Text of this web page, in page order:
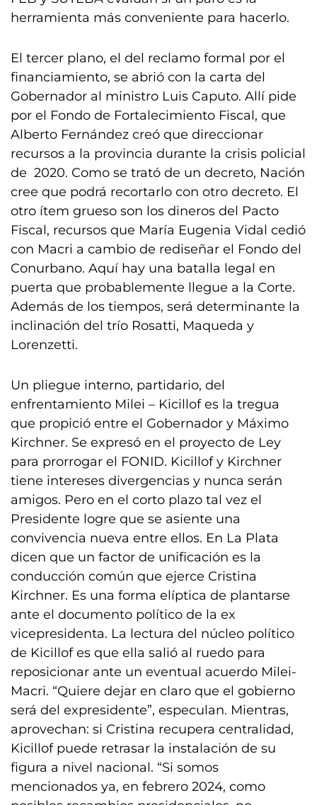
herramienta más conveniente para hacerlo.
El tercer plano, el del reclamo formal por el
financiamiento, se abrió con la carta del
Gobernador al ministro Luis Caputo. Allí pide
por el Fondo de Fortalecimiento Fiscal, que
Alberto Fernández creó que direccionar
recursos a la provincia durante la crisis policial
de 2020. Como se trató de un decreto, Nación
cree que podrá recortarlo con otro decreto. El
otro ítem grueso son los dineros del Pacto
Fiscal, recursos que María Eugenia Vidal cedió
con Macri a cambio de rediseñar el Fondo del
Conurbano. Aquí hay una batalla legal en
puerta que probablemente llegue a la Corte.
Además de los tiempos, será determinante la
inclinación del trío Rosatti, Maqueda y
Lorenzetti.
Un pliegue interno, partidario, del
enfrentamiento Milei – Kicillof es la tregua
que propició entre el Gobernador y Máximo
Kirchner. Se expresó en el proyecto de Ley
para prorrogar el FONID. Kicillof y Kirchner
tiene intereses divergencias y nunca serán
amigos. Pero en el corto plazo tal vez el
Presidente logre que se asiente una
convivencia nueva entre ellos. En La Plata
dicen que un factor de unificación es la
conducción común que ejerce Cristina
Kirchner. Es una forma elíptica de plantarse
ante el documento político de la ex
vicepresidenta. La lectura del núcleo político
de Kicillof es que ella salió al ruedo para
reposicionar ante un eventual acuerdo Milei-
Macri. “Quiere dejar en claro que el gobierno
será del expresidente”, especulan. Mientras,
aprovechan: si Cristina recupera centralidad,
Kicillof puede retrasar la instalación de su
figura a nivel nacional. “Si somos
mencionados ya, en febrero 2024, como